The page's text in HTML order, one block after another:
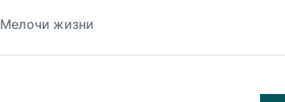
Мелочи жизни